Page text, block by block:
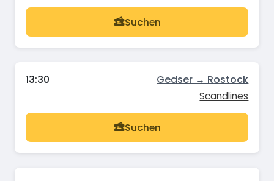
Suchen
13:30 Gedser → Rostock
Scandlines
Suchen